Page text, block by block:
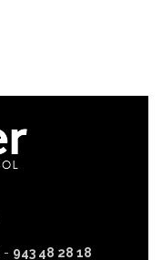
- 943 48 28 18